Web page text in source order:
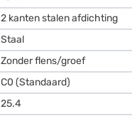
2 kanten stalen afdichting
Staal
Zonder flens/groef
C0 (Standaard)
25.4